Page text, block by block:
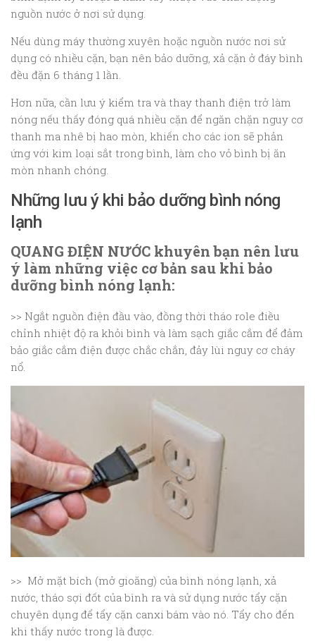
nguồn nước ở nơi sử dụng.
Nếu dùng máy thường xuyên hoặc nguồn nước nơi sử
dụng có nhiều cặn, bạn nên bảo dưỡng, xả cặn ở đáy bình
đều đặn 6 tháng 1 lần.
Hơn nữa, cần lưu ý kiểm tra và thay thanh điện trở làm
nóng nếu thấy đóng quá nhiều cặn để ngăn chặn nguy cơ
thanh ma nhê bị hao mòn, khiến cho các ion sẽ phản
ứng với kim loại sắt trong bình, làm cho vỏ bình bị ăn
mòn nhanh chóng.
Những lưu ý khi bảo dưỡng bình nóng
lạnh
QUANG ĐIỆN NƯỚC khuyên bạn nên lưu
ý làm những việc cơ bản sau khi bảo
dưỡng bình nóng lạnh:
>> Ngắt nguồn điện đầu vào, đồng thời tháo role điều
chỉnh nhiệt độ ra khỏi bình và làm sạch giắc cắm để đảm
bảo giắc cắm điện được chắc chắn, đảy lùi nguy cơ cháy
nổ.
>> Mở mặt bích (mở gioăng) của bình nóng lạnh, xả
nước, tháo sợi đốt của bình ra và sử dụng nước tẩy cặn
chuyên dụng để tẩy cặn canxi bám vào nó. Tẩy cho đến
khi thấy nước trong là được.